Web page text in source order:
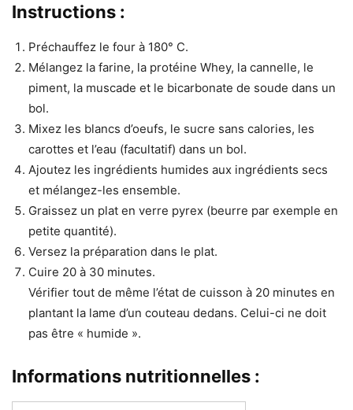
Instructions :
Préchauffez le four à 180° C.
Mélangez la farine, la protéine Whey, la cannelle, le
piment, la muscade et le bicarbonate de soude dans un
bol.
Mixez les blancs d’oeufs, le sucre sans calories, les
carottes et l’eau (facultatif) dans un bol.
Ajoutez les ingrédients humides aux ingrédients secs
et mélangez-les ensemble.
Graissez un plat en verre pyrex (beurre par exemple en
petite quantité).
Versez la préparation dans le plat.
Cuire 20 à 30 minutes.
Vérifier tout de même l’état de cuisson à 20 minutes en
plantant la lame d’un couteau dedans. Celui-ci ne doit
pas être « humide ».
Informations nutritionnelles :